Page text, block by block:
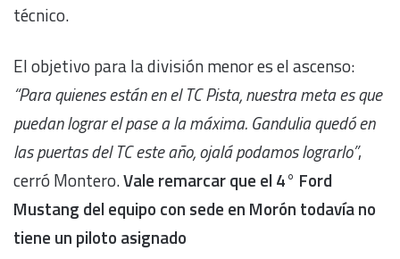
técnico.
El objetivo para la división menor es el ascenso:
“Para quienes están en el TC Pista, nuestra meta es que
puedan lograr el pase a la máxima. Gandulia quedó en
las puertas del TC este año, ojalá podamos lograrlo”,
cerró Montero.Vale remarcar que el 4° Ford
Mustang del equipo con sede en Morón todavía no
tiene un piloto asignado